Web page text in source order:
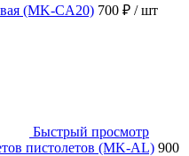
(MK-CA20) 700 ₽ / шт
Быстрый просмотр
пистолетов (MK-AL) 900